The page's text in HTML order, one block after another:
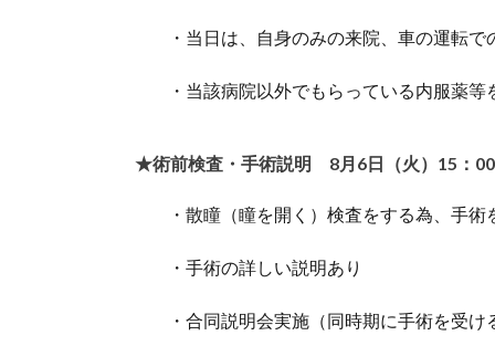
・当日は、自身のみの来院、車の運転で
・当該病院以外でもらっている内服薬等
★術前検査・手術説明 8月6日（火）15：
・散瞳（瞳を開く）検査をする為、手
・手術の詳しい説明あり
・合同説明会実施（同時期に手術を受